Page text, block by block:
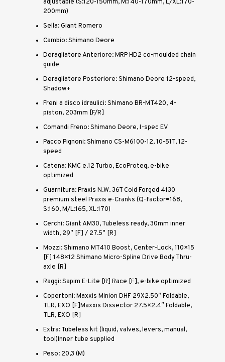
adjustable (S:120-150mm, M:140-170mm, L/XL:170-
200mm)
Sella: Giant Romero
Cambio: Shimano Deore
Deragliatore Anteriore: MRP HD2 co-moulded chain
guide
Deragliatore Posteriore: Shimano Deore 12-speed,
Shadow+
Freni a disco idraulici: Shimano BR-MT420, 4-
piston, 203mm [F/R]
Comandi Freno: Shimano Deore, I-spec EV
Pacco Pignoni: Shimano CS-M6100-12, 10-51T, 12-
speed
Catena: KMC e.12 Turbo, EcoProteq, e-bike
optimized
Guarnitura: Praxis N.W. 36T Cold Forged 4130
premium steel Praxis e-Cranks (Q-factor=168,
S:160, M/L:165, XL:170)
Cerchi: Giant AM30, Tubeless ready, 30mm inner
width, 29″ [F] / 27.5″ [R]
Mozzi: Shimano MT410 Boost, Center-Lock, 110×15
[F] 148×12 Shimano Micro-Spline Drive Body Thru-
axle [R]
Raggi: Sapim E-Lite [R] Race [F], e-bike optimized
Copertoni: Maxxis Minion DHF 29X2.50″ Foldable,
TLR, EXO [F]Maxxis Dissector 27.5×2.4″ Foldable,
TLR, EXO [R]
Extra: Tubeless kit (liquid, valves, levers, manual,
tool)Inner tube supplied
Peso: 20,3 (M)